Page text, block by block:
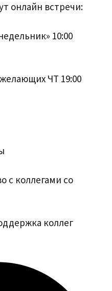
онлайн встречи:
10:00
ЧТ 19:00
с коллегами со
коллег